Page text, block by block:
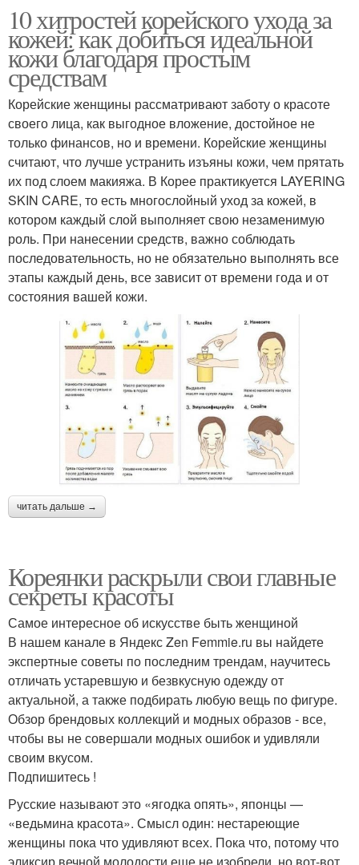
10 хитростей корейского ухода за
кожей: как добиться идеальной
кожи благодаря простым
средствам
Корейские женщины рассматривают заботу о красоте
своего лица, как выгодное вложение, достойное не
только финансов, но и времени. Корейские женщины
считают, что лучше устранить изъяны кожи, чем прятать
их под слоем макияжа. В Корее практикуется LAYERING
SKIN CARE, то есть многослойный уход за кожей, в
котором каждый слой выполняет свою незаменимую
роль. При нанесении средств, важно соблюдать
последовательность, но не обязательно выполнять все
этапы каждый день, все зависит от времени года и от
состояния вашей кожи.
читать дальше →
Кореянки раскрыли свои главные
секреты красоты
Самое интересное об искусстве быть женщиной
В нашем канале в Яндекс Zen Femmie.ru вы найдете
экспертные советы по последним трендам, научитесь
отличать устаревшую и безвкусную одежду от
актуальной, а также подбирать любую вещь по фигуре.
Обзор брендовых коллекций и модных образов - все,
чтобы вы не совершали модных ошибок и удивляли
своим вкусом.
Подпишитесь !
Русские называют это «ягодка опять», японцы —
«ведьмина красота». Смысл один: нестареющие
женщины пока что удивляют всех. Пока что, потому что
эликсир вечной молодости еще не изобрели, но вот-вот